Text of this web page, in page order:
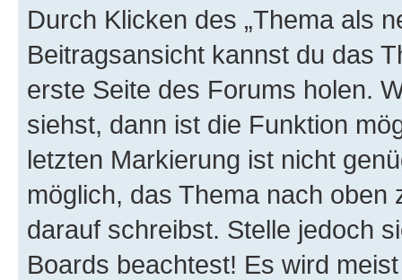
Durch Klicken des „Thema als
Beitragsansicht kannst du das
erste Seite des Forums holen.
siehst, dann ist die Funktion
letzten Markierung ist nicht
möglich, das Thema nach oben
darauf schreibst. Stelle jedoch
Boards beachtest! Es wird